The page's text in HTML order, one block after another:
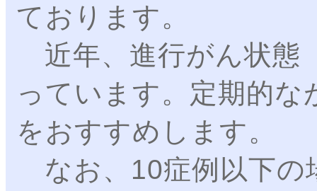
ております。
近年、進行がん状態
っています。定期的
をおすすめします。
なお、10症例以下の